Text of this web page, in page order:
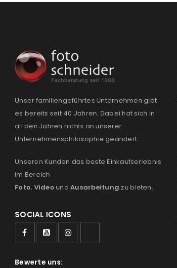
Unser familiengeführtes Unternehmen gibt
es bereits seit 40 Jahren. Dabei hat sich in
all den Jahren nichts an unserer
Unternehmensphilosophie geändert:
Unseren Kunden das beste Einkaufserlebnis
im Bereich
Foto, Video und Ausarbeitung zu bieten.
SOCIAL ICONS
Bewerte uns: